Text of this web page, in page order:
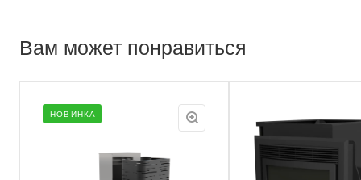
Вам может понравиться
НОВИНКА